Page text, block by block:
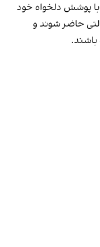
با پوشش دلخواه خود
حاضر شوند و